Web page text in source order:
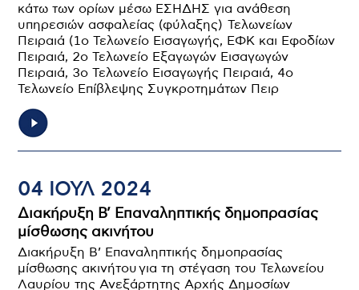
κάτω των ορίων μέσω ΕΣΗΔΗΣ για ανάθεση
υπηρεσιών ασφαλείας (φύλαξης) Τελωνείων
Πειραιά (1o Τελωνείο Εισαγωγής, ΕΦΚ και Εφοδίων
Πειραιά, 2o Τελωνείο Εξαγωγών Εισαγωγών
Πειραιά, 3o Τελωνείο Εισαγωγής Πειραιά, 4o
Τελωνείο Επίβλεψης Συγκροτημάτων Πειρ
04 ΙΟΥΛ 2024
Διακήρυξη Β’ Επαναληπτικής δημοπρασίας
μίσθωσης ακινήτου
Διακήρυξη Β’ Επαναληπτικής δημοπρασίας
μίσθωσης ακινήτου για τη στέγαση του Τελωνείου
Λαυρίου της Ανεξάρτητης Αρχής Δημοσίων